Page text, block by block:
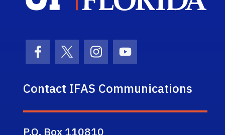
Facebook Icon
Twitter IconInstagram Icon
Youtube Icon
Contact IFAS Communications
P.O. Box 110810